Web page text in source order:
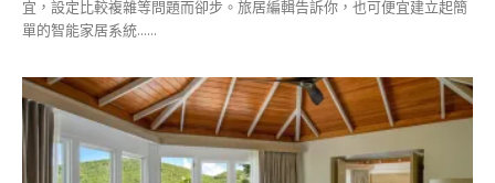
宜，設定比較複雜等問題而卻步。旅居編輯告訴你，也可便宜建立起簡
單的智能家居系統......